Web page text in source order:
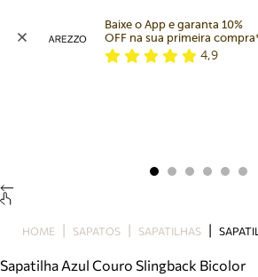
Bolsa
Tamanco
Baixe o App e garanta 10%
OFF na sua primeira
4,9
HOME SAPATOS SAPATILHAS
Sapatilha Azul Couro Slingback Bicolor